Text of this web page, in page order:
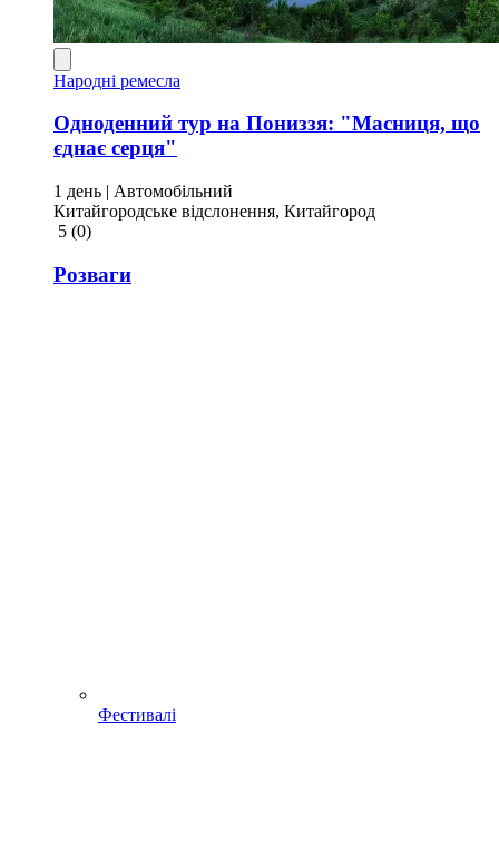
Народні ремесла
Одноденний тур на Пониззя: "Масниця, що
єднає серця"
1 день | Автомобільний
Китайгородське відслонення, Китайгород
5 (0)
Розваги
Фестивалі